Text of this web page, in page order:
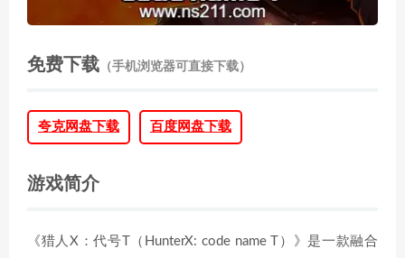
免费下载 （手机浏览器可直接下载）
夸克网盘下载 百度网盘下载
游戏简介
《猎人X：代号T（HunterX: code name T）》是一款融合